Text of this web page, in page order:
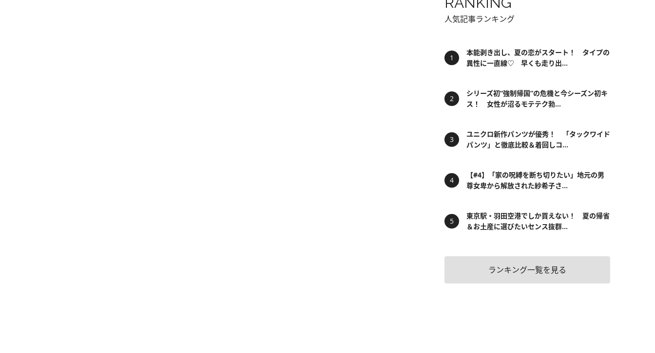
人気記事ランキング
本能剥き出し、夏の恋がスタート！ タイプの
異性に一直線♡ 早くも走り出...
シリーズ初“強制帰国”の危機と今シーズン初キ
ス！ 女性が沼るモテテク勃...
ユニクロ新作パンツが優秀！ 「タックワイド
パンツ」と徹底比較＆着回しコ...
【#4】「家の呪縛を断ち切りたい」地元の男
尊女卑から解放された紗希子さ...
東京駅・羽田空港でしか買えない！ 夏の帰省
＆お土産に選びたいセンス抜群...
ランキング一覧を見る